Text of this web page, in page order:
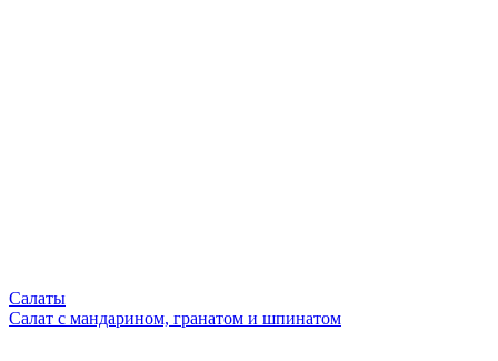
Салаты
Салат с мандарином, гранатом и шпинатом